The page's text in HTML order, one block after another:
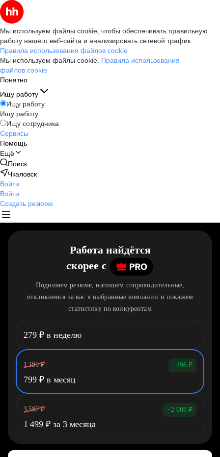
Мы используем файлы cookie, чтобы обеспечивать правильную
работу нашего веб-сайта и анализировать сетевой трафик.
Правила использования файлов cookie
Мы используем файлы cookie. Правила использования
файлов cookie
Понятно
Ищу работу
Ищу работу
Ищу работу
Ищу сотрудника
Сервисы
Помощь
Ещё
Поиск
Чкаловск
Войти
Войти
Создать резюме
Работа найдётся
скорее c
Поднимем резюме, напишем сопроводительные,
откликнемся за вас в выбранные компании и покажем
статистику по конкурентам
279 ₽ в неделю
1 195 ₽ −396 ₽
799 ₽ в месяц
3 587 ₽ −2 088 ₽
1 499 ₽ за 3 месяца